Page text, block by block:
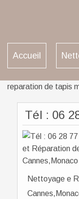
Accueil
reparation de tapis
Nettoyage e